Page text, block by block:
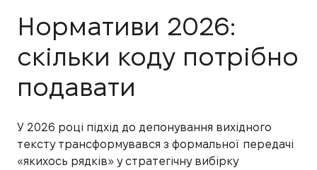
Нормативи 2026:
скільки коду потрібно
подавати
У 2026 році підхід до депонування вихідного
тексту трансформувався з формальної передачі
«якихось рядків» у стратегічну вибірку